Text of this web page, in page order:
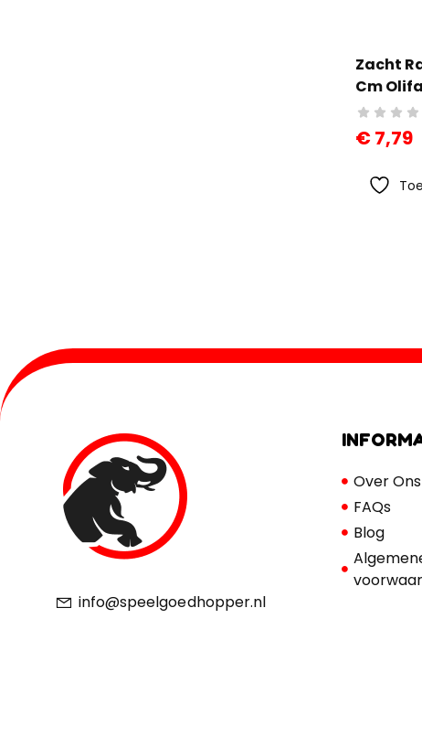
Zacht
Cm
€7,79
info@speelgoedhopper.nl
Over Ons
FAQs
Blog